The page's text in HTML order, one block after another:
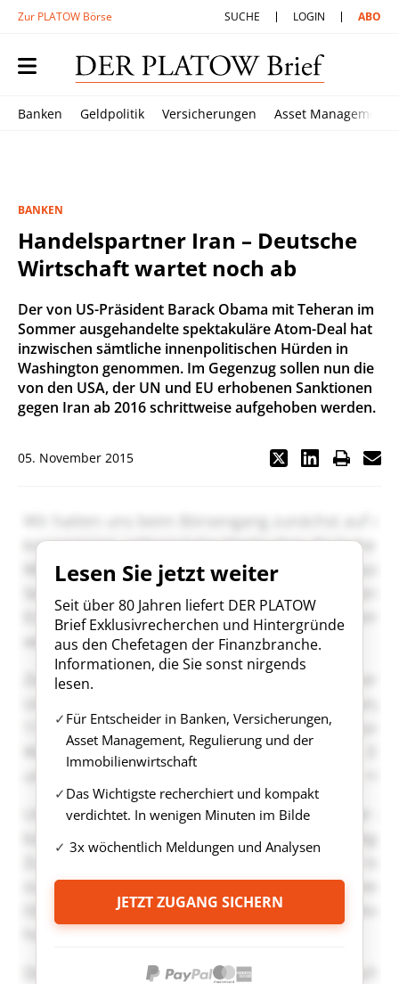
Zur PLATOW Börse SUCHE LOGIN ABO
Banken Geldpolitik Versicherungen Asset Management
BANKEN
Handelspartner Iran – Deutsche
Wirtschaft wartet noch ab
Der von US-Präsident Barack Obama mit Teheran im
Sommer ausgehandelte spektakuläre Atom-Deal hat
inzwischen sämtliche innenpolitischen Hürden in
Washington genommen. Im Gegenzug sollen nun die
von den USA, der UN und EU erhobenen Sanktionen
gegen Iran ab 2016 schrittweise aufgehoben werden.
05. November 2015
Lesen Sie jetzt weiter
Seit über 80 Jahren liefert DER PLATOW
Brief Exklusivrecherchen und Hintergründe
aus den Chefetagen der Finanzbranche.
Informationen, die Sie sonst nirgends
lesen.
Für Entscheider in Banken, Versicherungen,
Asset Management, Regulierung und der
Immobilienwirtschaft
Das Wichtigste recherchiert und kompakt
verdichtet. In wenigen Minuten im Bilde
3x wöchentlich Meldungen und Analysen
JETZT ZUGANG SICHERN